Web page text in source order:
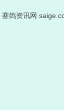
赛鸽资讯网